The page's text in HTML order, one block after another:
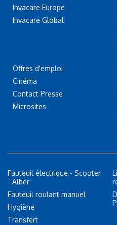
Invacare Europe
Invacare Global
Offres d'emploi
Cinéma
Contact Presse
Microsites
Fauteuil électrique - Scooter
- Alber
Fauteuil roulant manuel
Hygiène
Transfert